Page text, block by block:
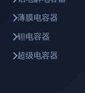
薄膜电容器
钽电容器
超级电容器